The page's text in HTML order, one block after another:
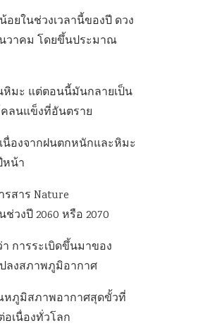
อยในช่วงเวลานี้ของปี ดวง
วาคม โดยขึ้นประมาณ
มะ แต่ตอนนี้มันกลายเป็น
ลนแข็งที่อันตราย
นื่องจากฝนตกหนักและหิมะ
หน้า
สาร Nature
งปี 2060 หรือ 2070
การระเบิดขึ้นมาของ
ลงสภาพภูมิอากาศ
หภูมิสภาพอากาศสุดขั้วที่
อเนื่องทั่วโลก